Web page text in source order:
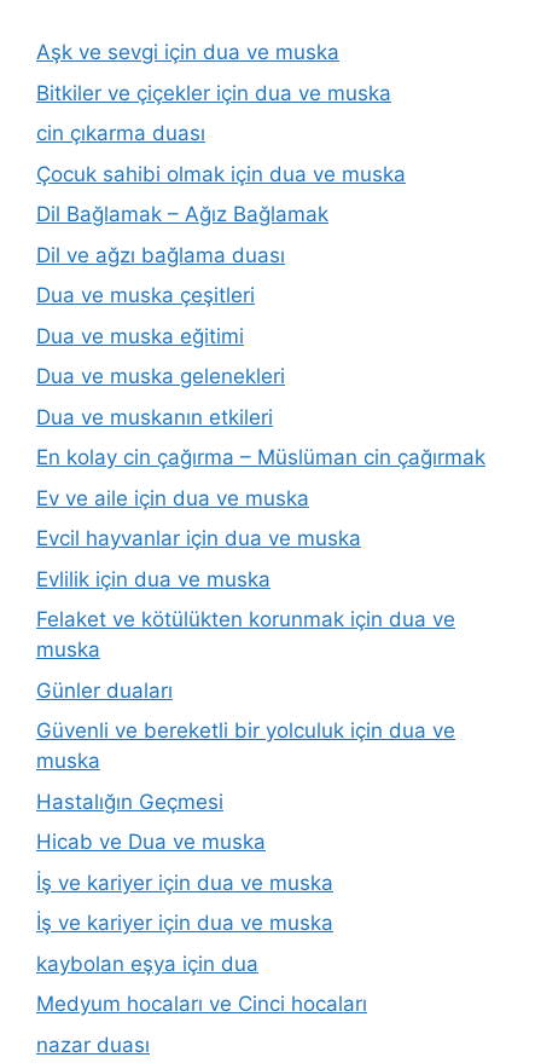
Aşk ve sevgi için dua ve muska
Bitkiler ve çiçekler için dua ve muska
cin çıkarma duası
Çocuk sahibi olmak için dua ve muska
Dil Bağlamak – Ağız Bağlamak
Dil ve ağzı bağlama duası
Dua ve muska çeşitleri
Dua ve muska eğitimi
Dua ve muska gelenekleri
Dua ve muskanın etkileri
En kolay cin çağırma – Müslüman cin çağırmak
Ev ve aile için dua ve muska
Evcil hayvanlar için dua ve muska
Evlilik için dua ve muska
Felaket ve kötülükten korunmak için dua ve
muska
Günler duaları
Güvenli ve bereketli bir yolculuk için dua ve
muska
Hastalığın Geçmesi
Hicab ve Dua ve muska
İş ve kariyer için dua ve muska
İş ve kariyer için dua ve muska
kaybolan eşya için dua
Medyum hocaları ve Cinci hocaları
nazar duası